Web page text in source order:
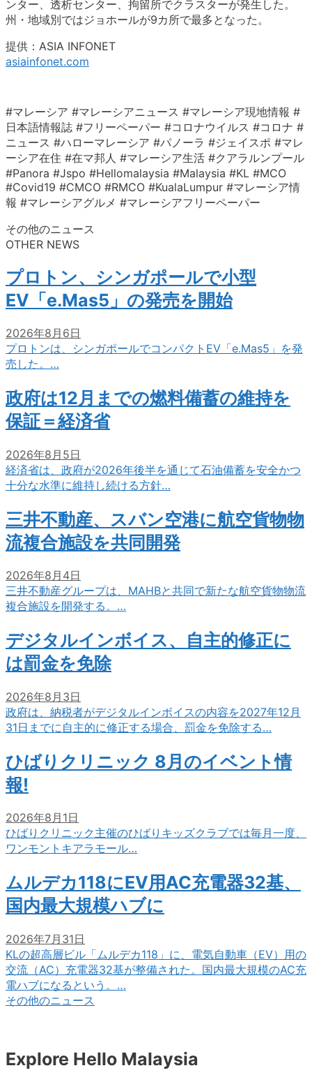
ンター、透析センター、拘留所でクラスターが発生した。
州・地域別ではジョホールが9カ所で最多となった。
提供：ASIA INFONET
asiainfonet.com
#マレーシア #マレーシアニュース #マレーシア現地情報 #
日本語情報誌 #フリーペーパー #コロナウイルス #コロナ #
ニュース #ハローマレーシア #パノーラ #ジェイスポ #マレ
ーシア在住 #在マ邦人 #マレーシア生活 #クアラルンプール
#Panora #Jspo #Hellomalaysia #Malaysia #KL #MCO
#Covid19 #CMCO #RMCO #KualaLumpur #マレーシア情
報 #マレーシアグルメ #マレーシアフリーペーパー
その他のニュース
OTHER NEWS
プロトン、シンガポールで小型
EV「e.Mas5」の発売を開始
2026年8月6日
プロトンは、シンガポールでコンパクトEV「e.Mas5」を発
売した。…
政府は12月までの燃料備蓄の維持を
保証＝経済省
2026年8月5日
経済省は、政府が2026年後半を通じて石油備蓄を安全かつ
十分な水準に維持し続ける方針…
三井不動産、スバン空港に航空貨物物
流複合施設を共同開発
2026年8月4日
三井不動産グループは、MAHBと共同で新たな航空貨物物流
複合施設を開発する。…
デジタルインボイス、自主的修正に
は罰金を免除
2026年8月3日
政府は、納税者がデジタルインボイスの内容を2027年12月
31日までに自主的に修正する場合、罰金を免除する…
ひばりクリニック 8月のイベント情
報!
2026年8月1日
ひばりクリニック主催のひばりキッズクラブでは毎月一度、
ワンモントキアラモール…
ムルデカ118にEV用AC充電器32基、
国内最大規模ハブに
2026年7月31日
KLの超高層ビル「ムルデカ118」に、電気自動車（EV）用の
交流（AC）充電器32基が整備された。国内最大規模のAC充
電ハブになるという。…
その他のニュース
Explore Hello Malaysia